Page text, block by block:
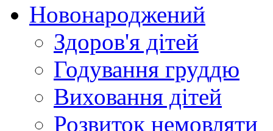
Новонароджений
Здоров'я дітей
Годування груддю
Виховання дітей
Розвиток немовляти